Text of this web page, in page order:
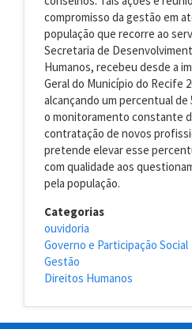
compromisso da gestão em
população que recorre ao
Secretaria de
Humanos, recebeu desde a
Geral do Município do Recife
alcançando um percentual de
o monitoramento constante
contratação de novos
pretende elevar esse
com qualidade aos
pela população.
Categorias
ouvidoria
Governo e Participação Social
Gestão
Direitos Humanos